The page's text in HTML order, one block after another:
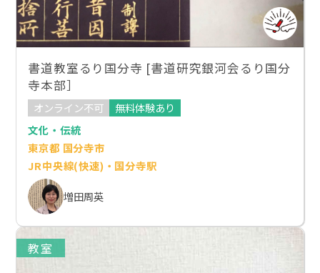
書道教室るり国分寺 [書道研究銀河会るり国分
寺本部］
オンライン不可
無料体験あり
文化・伝統
東京都 国分寺市
JR中央線(快速)・国分寺駅
増田周英
教室